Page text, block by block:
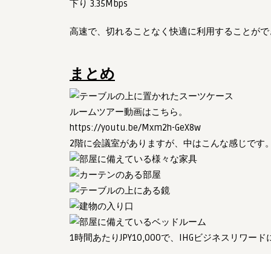
下り 3.35Mbps
高速で、切れることなく快適に利用することが
まとめ
ルームツアー動画はこちら。
https://youtu.be/Mxm2h-GeX8w
2階に会議室がありますが、中はこんな感じです
1時間あたりJPY10,000で、IHGビジネスリワー